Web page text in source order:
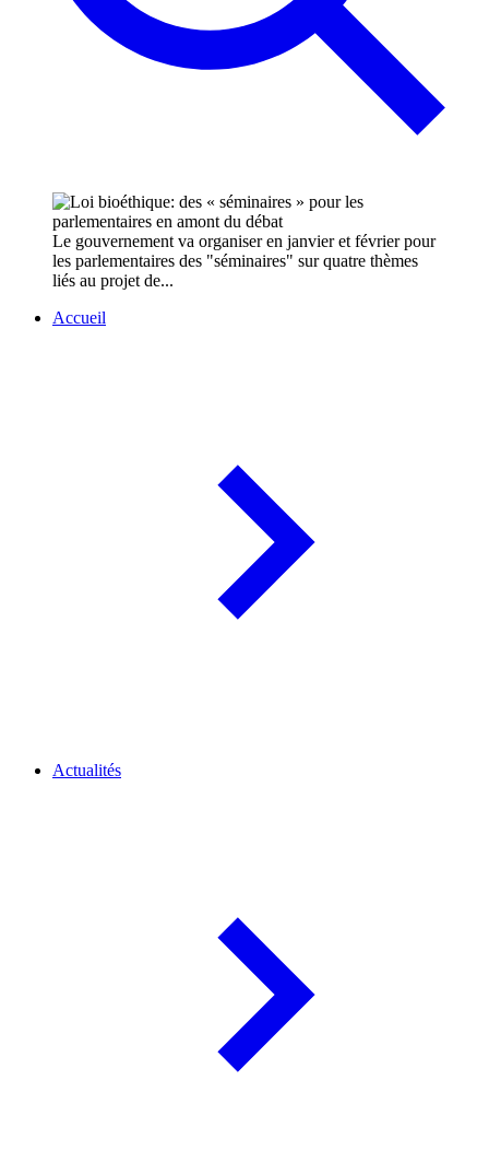
Le gouvernement va organiser en janvier et février pour
les parlementaires des "séminaires" sur quatre thèmes
liés au projet de...
Accueil
Actualités